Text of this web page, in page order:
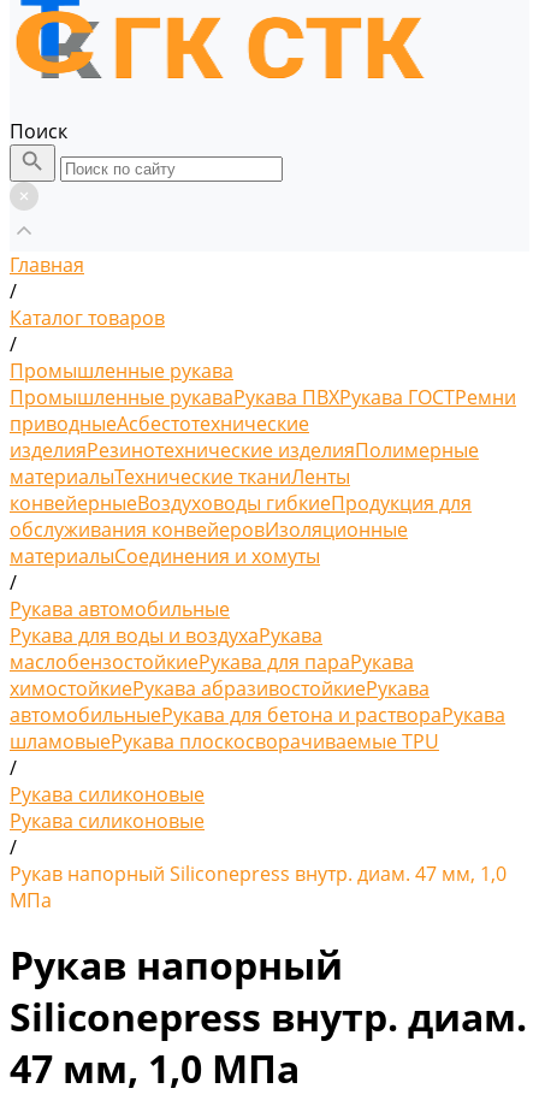
Поиск
Главная
/
Каталог товаров
/
Промышленные рукава
Промышленные рукаваРукава ПВХРукава ГОСТРемни
приводныеАсбестотехнические
изделияРезинотехнические изделияПолимерные
материалыТехнические тканиЛенты
конвейерныеВоздуховоды гибкиеПродукция для
обслуживания конвейеровИзоляционные
материалыСоединения и хомуты
/
Рукава автомобильные
Рукава для воды и воздухаРукава
маслобензостойкиеРукава для параРукава
химостойкиеРукава абразивостойкиеРукава
автомобильныеРукава для бетона и раствораРукава
шламовыеРукава плоскосворачиваемые TPU
/
Рукава силиконовые
Рукава силиконовые
/
Рукав напорный Siliconepress внутр. диам. 47 мм, 1,0
МПа
Рукав напорный
Siliconepress внутр. диам.
47 мм, 1,0 МПа